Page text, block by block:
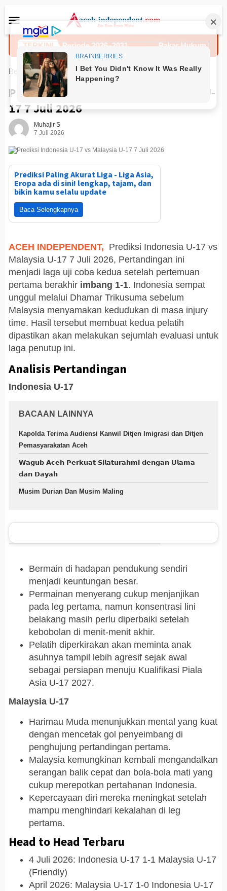
ke
kontenMobile
TERKINI
Periode 2026–2031 Pakar Hukum Dukung
Beranda Uncategorized
Prediksi Indonesia U-17 vs Malaysia U-
17 7 Juli 2026
Muhajir S
7 Juli 2026
Prediksi Paling Akurat Liga - Liga Asia,
Eropa ada di sini! lengkap, tajam, dan
bikin kamu selalu update
Baca Selengkapnya
ACEH INDEPENDENT, Prediksi Indonesia U-17 vs
Malaysia U-17 7 Juli 2026, Pertandingan ini
menjadi laga uji coba kedua setelah pertemuan
pertama berakhir imbang 1-1. Indonesia sempat
unggul melalui Dhamar Trikusuma sebelum
Malaysia menyamakan kedudukan di masa injury
time. Hasil tersebut membuat kedua pelatih
dipastikan akan melakukan sejumlah evaluasi untuk
laga penutup ini.
Analisis Pertandingan
Indonesia U-17
BACAAN LAINNYA
Kapolda Terima Audiensi Kanwil Ditjen Imigrasi dan Ditjen
Pemasyarakatan Aceh
𝗪𝗮𝗴𝘂𝗯 𝗔𝗰𝗲𝗵 𝗣𝗲𝗿𝗸𝘂𝗮𝘁 𝗦𝗶𝗹𝗮𝘁𝘂𝗿𝗮𝗵𝗺𝗶 𝗱𝗲𝗻𝗴𝗮𝗻 𝗨𝗹𝗮𝗺𝗮
𝗱𝗮𝗻 𝗗𝗮𝘆𝗮𝗵
Musim Durian Dan Musim Maling
Bermain di hadapan pendukung sendiri
menjadi keuntungan besar.
Permainan menyerang cukup menjanjikan
pada leg pertama, namun konsentrasi lini
belakang masih perlu diperbaiki setelah
kebobolan di menit-menit akhir.
Pelatih diperkirakan akan meminta anak
asuhnya tampil lebih agresif sejak awal
sebagai persiapan menuju Kualifikasi Piala
Asia U-17 2027.
Malaysia U-17
Harimau Muda menunjukkan mental yang kuat
dengan mencetak gol penyeimbang di
penghujung pertandingan pertama.
Malaysia kemungkinan kembali mengandalkan
serangan balik cepat dan bola-bola mati yang
cukup merepotkan pertahanan Indonesia.
Kepercayaan diri mereka meningkat setelah
mampu menghindari kekalahan di leg
pertama.
Head to Head Terbaru
4 Juli 2026: Indonesia U-17 1-1 Malaysia U-17
(Friendly)
April 2026: Malaysia U-17 1-0 Indonesia U-17